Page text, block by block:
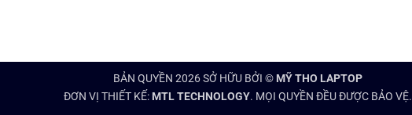
BẢN QUYỀN 2026 SỞ HỮU BỞI © MỸ THO LAPTOP
ĐƠN VỊ THIẾT KẾ: MTL TECHNOLOGY. MỌI QUYỀN ĐỀU ĐƯỢC BẢO VỆ.